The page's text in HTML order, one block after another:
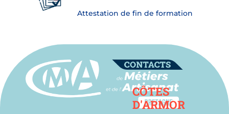
Attestation de fin de formation
Contact
CÔTES
D'ARMOR